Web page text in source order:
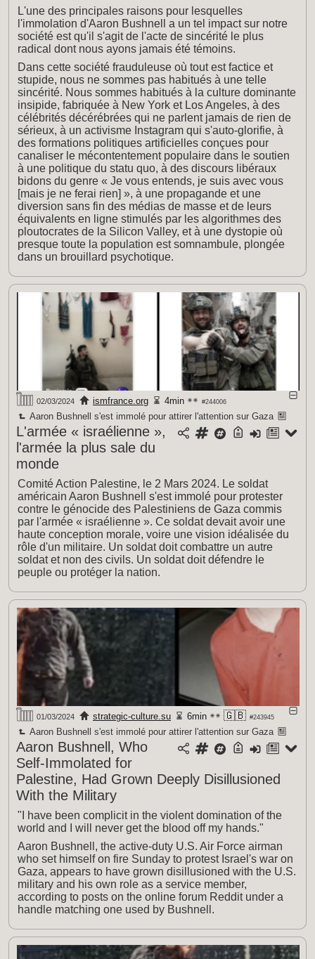
L'une des principales raisons pour lesquelles
l'immolation d'Aaron Bushnell a un tel impact sur notre
société est qu'il s'agit de l'acte de sincérité le plus
radical dont nous ayons jamais été témoins.
Dans cette société frauduleuse où tout est factice et
stupide, nous ne sommes pas habitués à une telle
sincérité. Nous sommes habitués à la culture dominante
insipide, fabriquée à New York et Los Angeles, à des
célébrités décérébrées qui ne parlent jamais de rien de
sérieux, à un activisme Instagram qui s'auto-glorifie, à
des formations politiques artificielles conçues pour
canaliser le mécontentement populaire dans le soutien
à une politique du statu quo, à des discours libéraux
bidons du genre « Je vous entends, je suis avec vous
[mais je ne ferai rien] », à une propagande et une
diversion sans fin des médias de masse et de leurs
équivalents en ligne stimulés par les algorithmes des
ploutocrates de la Silicon Valley, et à une dystopie où
presque toute la population est somnambule, plongée
dans un brouillard psychotique.
02/03/2024 ismfrance.org 4min #244006
Aaron Bushnell s'est immolé pour attirer l'attention sur Gaza
L'armée « israélienne »,
l'armée la plus sale du
monde
Comité Action Palestine, le 2 Mars 2024. Le soldat
américain Aaron Bushnell s'est immolé pour protester
contre le génocide des Palestiniens de Gaza commis
par l'armée « israélienne ». Ce soldat devait avoir une
haute conception morale, voire une vision idéalisée du
rôle d'un militaire. Un soldat doit combattre un autre
soldat et non des civils. Un soldat doit défendre le
peuple ou protéger la nation.
01/03/2024 strategic-culture.su 6min 🇬🇧 #243945
Aaron Bushnell s'est immolé pour attirer l'attention sur Gaza
Aaron Bushnell, Who
Self-Immolated for
Palestine, Had Grown Deeply Disillusioned
With the Military
"I have been complicit in the violent domination of the
world and I will never get the blood off my hands."
Aaron Bushnell, the active-duty U.S. Air Force airman
who set himself on fire Sunday to protest Israel's war on
Gaza, appears to have grown disillusioned with the U.S.
military and his own role as a service member,
according to posts on the online forum Reddit under a
handle matching one used by Bushnell.